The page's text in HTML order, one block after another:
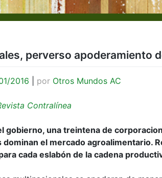
perverso apoderamiento
2016 por Otros Mundos AC
Contralínea
gobierno, una treintena de
dominan el mercado agroalimentario.
cada eslabón de la cadena